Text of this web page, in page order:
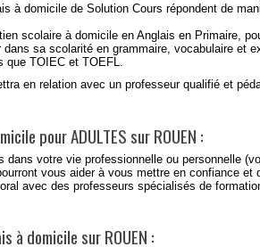
à domicile de Solution Cours répondent de
scolaire à domicile en Anglais en Primaire ,
dans sa scolarité en grammaire, vocabulaire et
TOIEC et TOEFL.
en relation avec un professeur qualifié et
pour ADULTES sur ROUEN :
dans votre vie professionnelle ou personnelle
vous aider à vous mettre en confiance et
avec des professeurs spécialisés de
à domicile sur ROUEN :